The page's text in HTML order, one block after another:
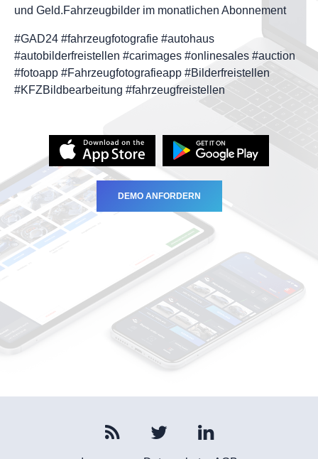
und Geld.Fahrzeugbilder im monatlichen Abonnement
#GAD24 #fahrzeugfotografie #autohaus
#autobilderfreistellen #carimages #onlinesales #auction
#fotoapp #Fahrzeugfotografieapp #Bilderfreistellen
#KFZBildbearbeitung #fahrzeugfreistellen
DEMO ANFORDERN